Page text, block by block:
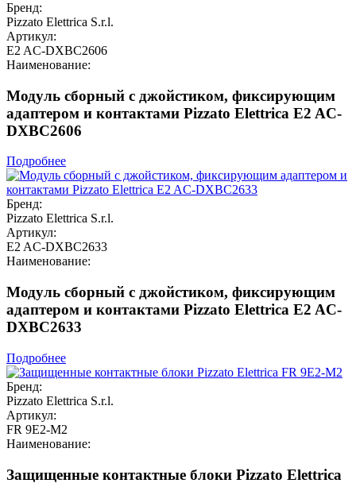
Бренд:
Pizzato Elettrica S.r.l.
Артикул:
E2 AC-DXBC2606
Наименование:
Модуль сборный с джойстиком, фиксирующим
адаптером и контактами Pizzato Elettrica E2 AC-
DXBC2606
Подробнее
Бренд:
Pizzato Elettrica S.r.l.
Артикул:
E2 AC-DXBC2633
Наименование:
Модуль сборный с джойстиком, фиксирующим
адаптером и контактами Pizzato Elettrica E2 AC-
DXBC2633
Подробнее
Бренд:
Pizzato Elettrica S.r.l.
Артикул:
FR 9E2-M2
Наименование:
Защищенные контактные блоки Pizzato Elettrica